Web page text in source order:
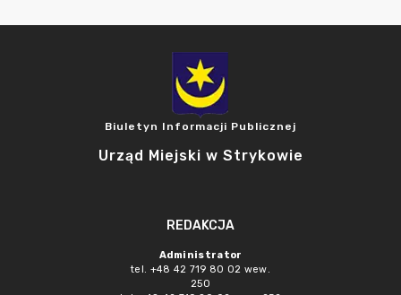
Biuletyn Informacji Publicznej
Urząd Miejski w Strykowie
REDAKCJA
Administrator
tel. +48 42 719 80 02 wew.
250